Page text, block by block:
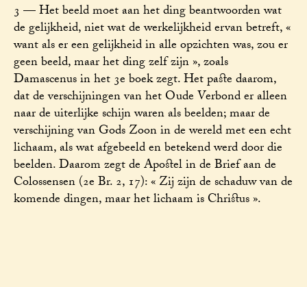
3 — Het beeld moet aan het ding beantwoorden wat
de gelijkheid, niet wat de werkelijkheid ervan betreft, «
want als er een gelijkheid in alle opzichten was, zou er
geen beeld, maar het ding zelf zijn », zoals
Damascenus in het 3e boek zegt. Het paste daarom,
dat de verschijningen van het Oude Verbond er alleen
naar de uiterlijke schijn waren als beelden; maar de
verschijning van Gods Zoon in de wereld met een echt
lichaam, als wat afgebeeld en betekend werd door die
beelden. Daarom zegt de Apostel in de Brief aan de
Colossensen (2e Br. 2, 17): « Zij zijn de schaduw van de
komende dingen, maar het lichaam is Christus ».